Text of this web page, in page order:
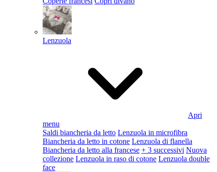
Lenzuola
Apri
menu
Saldi biancheria da letto Lenzuola in microfibra
Biancheria da letto in cotone Lenzuola di flanella
Biancheria da letto alla francese + 3 successivi Nuova
collezione Lenzuola in raso di cotone Lenzuola double
face